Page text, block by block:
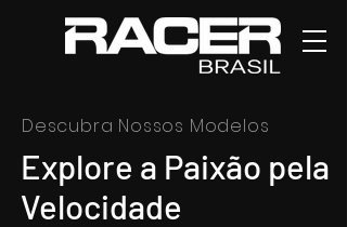
Descubra Nossos Modelos
Explore a Paixão pela
Velocidade